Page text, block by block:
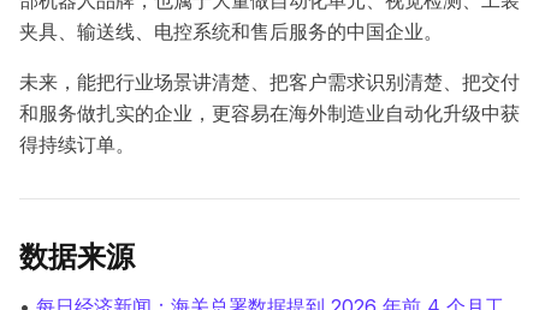
夹具、输送线、电控系统和售后服务的中国企业。
未来，能把行业场景讲清楚、把客户需求识别清楚、把交付
和服务做扎实的企业，更容易在海外制造业自动化升级中获
得持续订单。
数据来源